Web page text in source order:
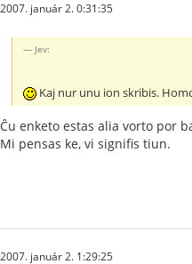
2007. január 2. 0:31:35
Jev:
Kaj nur unu ion skribis.
Ĉu enketo estas alia vorto por
Mi pensas ke, vi signifis tiun.
2007. január 2. 1:29:25